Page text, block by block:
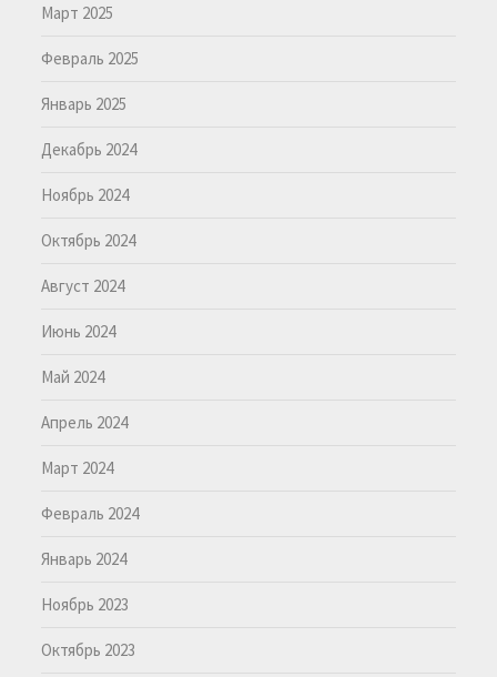
Март 2025
Февраль 2025
Январь 2025
Декабрь 2024
Ноябрь 2024
Октябрь 2024
Август 2024
Июнь 2024
Май 2024
Апрель 2024
Март 2024
Февраль 2024
Январь 2024
Ноябрь 2023
Октябрь 2023